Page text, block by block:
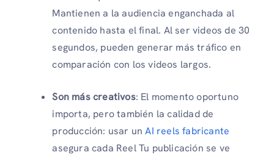
Mantienen a la audiencia enganchada al
contenido hasta el final. Al ser videos de 30
segundos, pueden generar más tráfico en
comparación con los videos largos.
Son más creativos: El momento oportuno
importa, pero también la calidad de
producción: usar unAI reels fabricante
asegura cada Reel Tu publicación se ve